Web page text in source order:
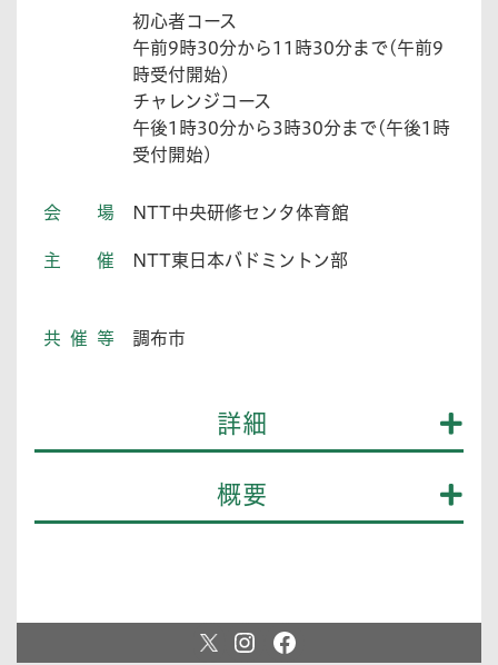
初心者コース
午前9時30分から11時30分まで(午前9
時受付開始)
チャレンジコース
午後1時30分から3時30分まで(午後1時
受付開始)
会場 NTT中央研修センタ体育館
主催 NTT東日本バドミントン部
共催等 調布市
詳細
概要